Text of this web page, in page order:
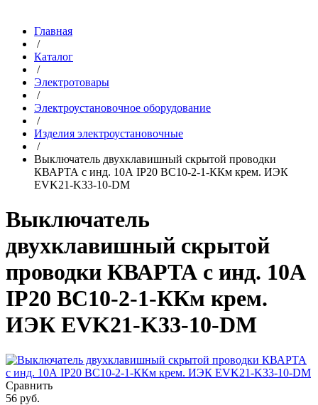
Главная
/
Каталог
/
Электротовары
/
Электроустановочное оборудование
/
Изделия электроустановочные
/
Выключатель двухклавишный скрытой проводки
КВАРТА с инд. 10А IP20 ВС10-2-1-ККм крем. ИЭК
EVK21-K33-10-DM
Выключатель
двухклавишный скрытой
проводки КВАРТА с инд. 10А
IP20 ВС10-2-1-ККм крем.
ИЭК EVK21-K33-10-DM
Сравнить
56 руб.